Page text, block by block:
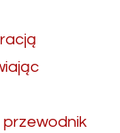
przewodnik